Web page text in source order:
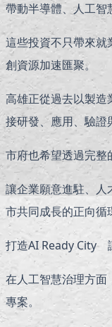
帶動半導體、人工智
這些投資不只帶來就
創資源加速匯聚。
高雄正從過去以製造
接研發、應用、驗證
市府也希望透過完整
讓企業願意進駐、人
市共同成長的正向循
打造AI Ready City
在人工智慧治理方面
專案。